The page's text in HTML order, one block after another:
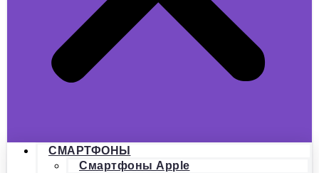
СМАРТФОНЫ
Смартфоны Apple